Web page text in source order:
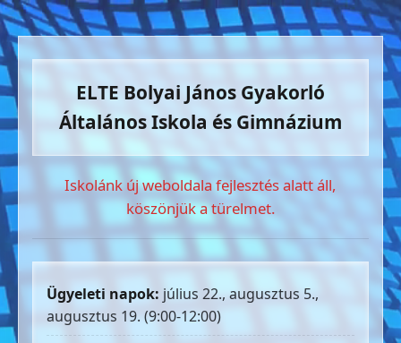
ELTE Bolyai János Gyakorló
Általános Iskola és Gimnázium
Iskolánk új weboldala fejlesztés alatt áll,
köszönjük a türelmet.
Ügyeleti napok: július 22., augusztus 5.,
augusztus 19. (9:00-12:00)